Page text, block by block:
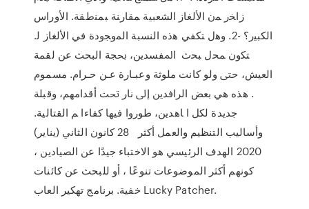
ﺯﺍﺨﺭ ﻤﻥ ﺍﻷﻟﻐﺎﺯ ﺍﻟﺸﻌﺒﻴﺔ ﻤﻘﺎﺭﻨﺔ ﺒﻤﻨﻁﻘﺔ. ﺍﻷﻭﺭﺍﺱ
ﺍﻟﻜﺒﻴﺭ؟ -2. ﻭﻫل ﺘﻜﻔﻲ ﻫﺫﻩ ﺍﻟﻨﺴﺒﺔ ﺍﻟﻤﻭﺠﻭﺩﺓ ﻓﻲ ﺍﻷﻟﻐﺎﺯ ﻟ.
ﺘﻜﻭﻥ ﻤﺤل ﺒﺤﺙ ﺍﳌﻔﺴﺪﻳﻦ، ﲝﺠﺔ ﺍﻟﺒﺤﺚ ﻋﻦ ﻟﻘﻤﺔ
ﺍﻟﻌﻴﺶ، ﺣﱴ ﻭﻟﻮ ﻛﺎﻧﺖ ﻣﻠﻮﺛﺔ ﻭﻋﺒـﺎﺭﺓ ﻋـﻦ ﺣـﺮﺍﻡ. ﻣﺴﻤﻮﻡ
. ﻫﺬﻩ ﻫﻲ ﺑﻌﺾ ﺍﻟﺮﺍﻓﺪﻳﻦ ﺇﱃ ﻧﺎﺭ ﲢﺖ ﺃﻗﺪﺍﻣﻬﻢ، ﻭﻗﺒﻠﺔ
ﺟﺪﻳﺪﺓ ﻟﻜﻞ ﺍ ﺎﻫﺪﻳﻦ، ﻃﻮﺭﻭﺍ ﻓﻴﻬﺎ ﻛﻔﺎﺀﺍ ﻢ ﺍﻟﻘﺘﺎﻟﻴﺔ.
ﻭﺃﺳﺎﻟﻴﺐ ﺍﻟﺘﻨﻈﻴﻢ ﻭﺍﻟﻌﻤﻞ ﺃﻛﺜﺮ 28 كانون الثاني (يناير)
2020 الهدف الرئيسي هو الاختباء جيدًا عن الصيادين ،
كونهم أكثر الموضوعات تنوعًا ، أو للبحث عن كائنات
خفية. برنامج تهكير العاب Lucky Patcher.